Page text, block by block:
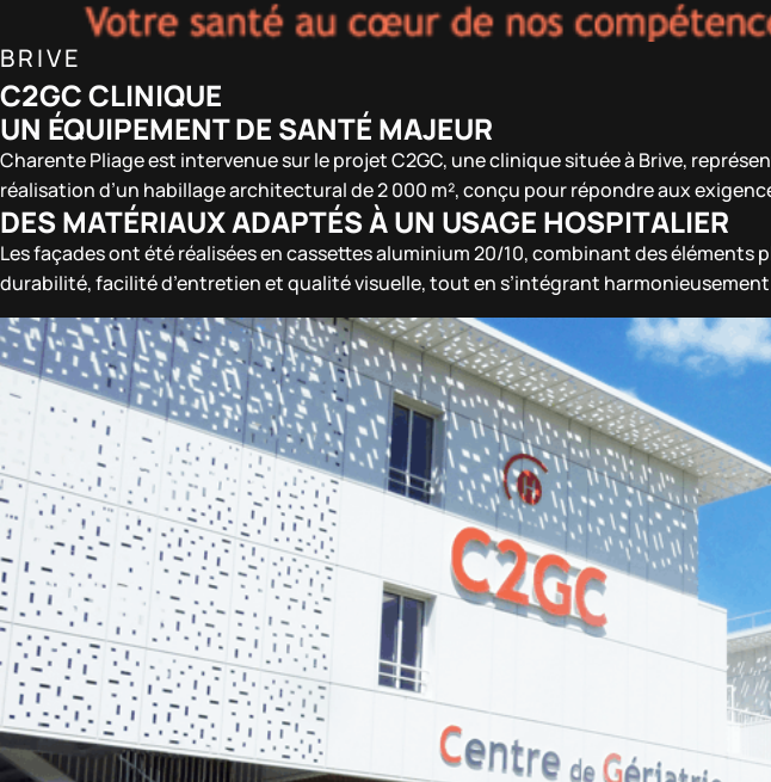
BRIVE
C2GC CLINIQUE
UN ÉQUIPEMENT DE SANTÉ MAJEUR
Charente Pliage est intervenue sur le projet C2GC, une clinique située à Brive,
réalisation d’un habillage architectural de 2 000 m², conçu pour répondre aux
DES MATÉRIAUX ADAPTÉS À UN USAGE HOSPITALIER
Les façades ont été réalisées en cassettes aluminium 20/10, combinant des
durabilité, facilité d’entretien et qualité visuelle, tout en s’intégrant